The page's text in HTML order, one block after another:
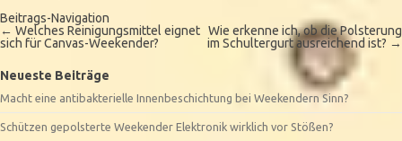
Beitrags-Navigation
← Welches Reinigungsmittel eignet
sich für Canvas-Weekender?
Wie erkenne ich, ob die Polsterung
im Schultergurt ausreichend ist? →
Neueste Beiträge
Macht eine antibakterielle Innenbeschichtung bei Weekendern Sinn?
Schützen gepolsterte Weekender Elektronik wirklich vor Stößen?